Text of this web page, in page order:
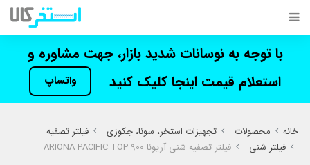
با توجه به نوسانات شدید بازار، جهت مشاوره و
استعلام قیمت اینجا کلیک کنید
واتساپ
خانه محصولات تجهیزات استخر، سونا، جکوزی
فیلتر تصفیه
فیلتر شنی
فیلتر تصفیه شنی آریونا ARIONA PACIFIC TOP 900